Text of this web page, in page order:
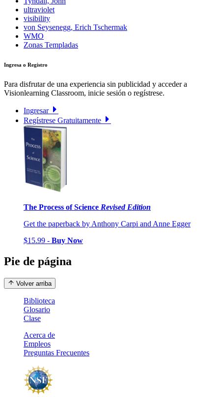
ultraviolet
visibility
von Seysenegg, Erich Tschermak
WMO
Zonas Templadas
Ingresa o Registro
Para disfrutar de una experiencia sin publicidad y acceder a
Visionlearning Classroom, inicie sesión o regístrese.
Ingresar
Regístrese Gratuitamente
The Process of Science Revised Edition
Get the paperback by Anthony Carpi and Anne Egger
$15.99 - Buy Now
Pie de página
Volver arriba
Biblioteca
Glosario
Clase
Acerca de
Empleos
Preguntas Frecuentes